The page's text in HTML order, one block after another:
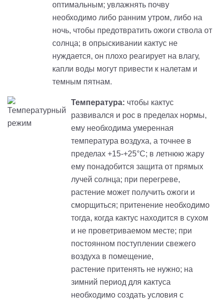
оптимальным; увлажнять почву
необходимо либо ранним утром, либо на
ночь, чтобы предотвратить ожоги ствола от
солнца; в опрыскивании кактус не
нуждается, он плохо реагирует на влагу,
капли воды могут привести к налетам и
темным пятнам.
Температура: чтобы кактус
развивался и рос в пределах нормы,
ему необходима умеренная
температура воздуха, а точнее в
пределах +15-+25°С; в летнюю жару
ему понадобится защита от прямых
лучей солнца; при перегреве,
растение может получить ожоги и
сморщиться; притенение необходимо
тогда, когда кактус находится в сухом
и не проветриваемом месте; при
постоянном поступлении свежего
воздуха в помещение,
растение притенять не нужно; на
зимний период для кактуса
необходимо создать условия с